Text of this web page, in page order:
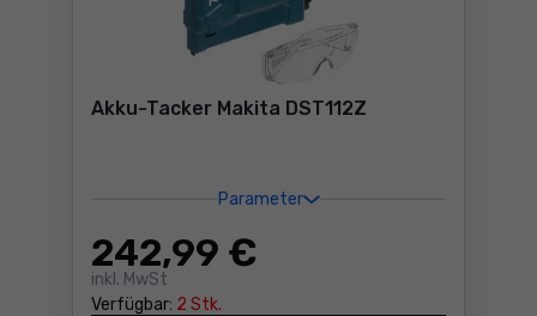
Akku-Tacker Makita DST112Z
Parameter
242,99 €
inkl. MwSt
Verfügbar: 2 Stk.